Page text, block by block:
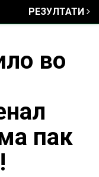
РЕЗУЛТАТИ
во
пак